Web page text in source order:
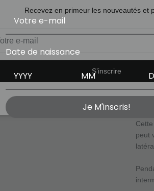
La
se
peut
Recevez en primeur les nouveautés et
S’inscrire
Date de naissance
Je M'inscris!